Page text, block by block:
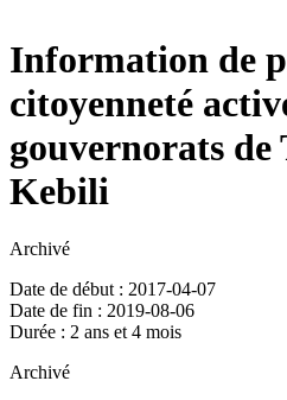
Information de
citoyenneté
gouvernorats de
Kebili
Archivé
Date de début : 2017-04-07
Date de fin : 2019-08-06
Durée : 2 ans et 4 mois
Archivé